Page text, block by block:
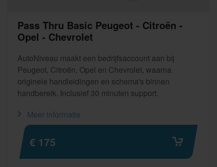
Pass Thru Basic Peugeot - Citroën -
Opel - Chevrolet
AutoNiveau maakt een bedrijfsaccount aan bij
Peugeot, Citroën, Opel en Chevrolet, waarna
originele handleidingen en schema's binnen
handbereik. Inclusief 30 minuten support.
Meer informatie
€ 175